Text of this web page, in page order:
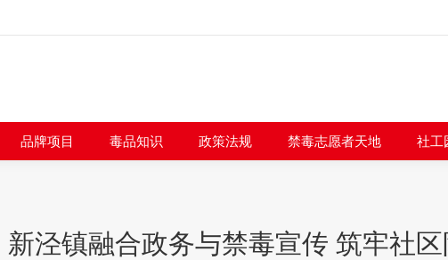
品牌项目 毒品知识 政策法规 禁毒志愿者天地 社工
新泾镇融合政务与禁毒宣传 筑牢社
新闻快讯 品牌项目 毒品知识 政策法规 禁毒志愿者天